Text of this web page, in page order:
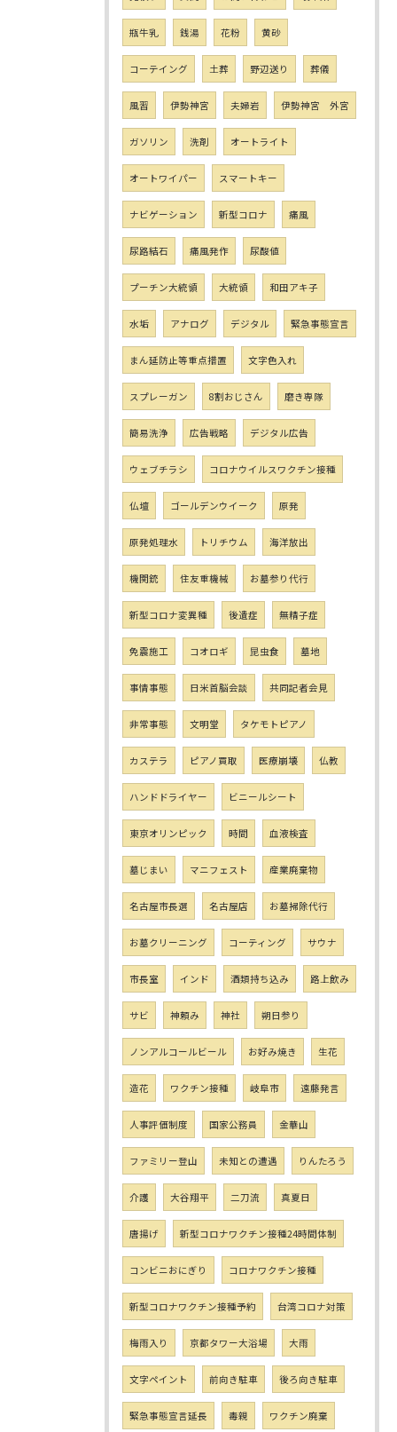
瓶牛乳 銭湯 花粉 黄砂
コーテイング 土葬 野辺送り 葬儀
風習 伊勢神宮 夫婦岩 伊勢神宮 外宮
ガソリン 洗剤 オートライト
オートワイパー スマートキー
ナビゲーション 新型コロナ 痛風
尿路結石 痛風発作 尿酸値
プーチン大統領 大統領 和田アキ子
水垢 アナログ デジタル 緊急事態宣言
まん延防止等重点措置 文字色入れ
スプレーガン 8割おじさん 磨き専隊
簡易洗浄 広告戦略 デジタル広告
ウェブチラシ コロナウイルスワクチン接種
仏壇 ゴールデンウイーク 原発
原発処理水 トリチウム 海洋放出
機関銃 住友重機械 お墓参り代行
新型コロナ変異種 後遺症 無精子症
免震施工 コオロギ 昆虫食 墓地
事情事態 日米首脳会談 共同記者会見
非常事態 文明堂 タケモトピアノ
カステラ ピアノ買取 医療崩壊 仏教
ハンドドライヤー ビニールシート
東京オリンピック 時間 血液検査
墓じまい マニフェスト 産業廃棄物
名古屋市長選 名古屋店 お墓掃除代行
お墓クリーニング コーティング サウナ
市長室 インド 酒類持ち込み 路上飲み
サビ 神頼み 神社 朔日参り
ノンアルコールビール お好み焼き 生花
造花 ワクチン接種 岐阜市 遠藤発言
人事評価制度 国家公務員 金華山
ファミリー登山 未知との遭遇 りんたろう
介護 大谷翔平 二刀流 真夏日
唐揚げ 新型コロナワクチン接種24時間体制
コンビニおにぎり コロナワクチン接種
新型コロナワクチン接種予約 台湾コロナ対策
梅雨入り 京都タワー大浴場 大雨
文字ペイント 前向き駐車 後ろ向き駐車
緊急事態宣言延長 毒親 ワクチン廃棄